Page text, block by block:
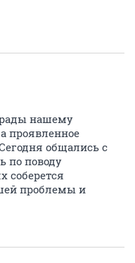
нашему
проявленное
общались с
по поводу
соберется
проблемы и